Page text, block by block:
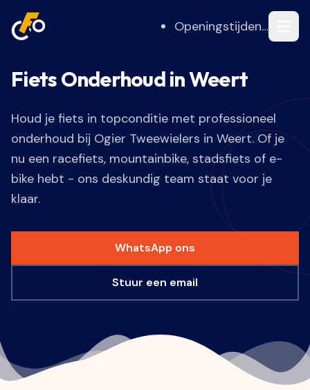
Openingstijden…
Fiets Onderhoud in Weert
Houd je fiets in topconditie met professioneel
onderhoud bij Ogier Tweewielers in Weert. Of je
nu een racefiets, mountainbike, stadsfiets of e-
bike hebt - ons deskundig team staat voor je
klaar.
WhatsApp ons
Stuur een email